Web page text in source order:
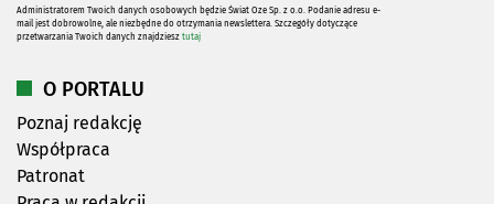
Administratorem Twoich danych osobowych będzie Świat Oze Sp. z o.o. Podanie adresu e-
mail jest dobrowolne, ale niezbędne do otrzymania newslettera. Szczegóły dotyczące
przetwarzania Twoich danych znajdziesz tutaj
O PORTALU
Poznaj redakcję
Współpraca
Patronat